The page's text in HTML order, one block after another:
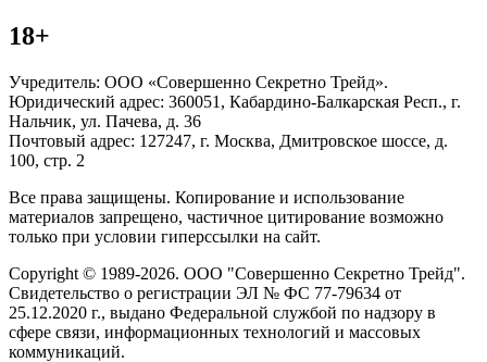
18+
Учредитель: ООО «Совершенно Секретно Трейд».
Юридический адрес: 360051, Кабардино-Балкарская Респ., г.
Нальчик, ул. Пачева, д. 36
Почтовый адрес: 127247, г. Москва, Дмитровское шоссе, д.
100, стр. 2
Все права защищены. Копирование и использование
материалов запрещено, частичное цитирование возможно
только при условии гиперссылки на сайт.
Copyright © 1989-2026. ООО "Совершенно Секретно Трейд".
Свидетельство о регистрации ЭЛ № ФС 77-79634 от
25.12.2020 г., выдано Федеральной службой по надзору в
сфере связи, информационных технологий и массовых
коммуникаций.